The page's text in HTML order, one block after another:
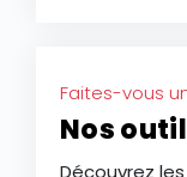
Faites-vous
Nos
Découvrez